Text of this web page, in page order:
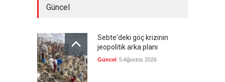
Güncel
Sebte'deki göç krizinin
jeopolitik arka planı
Güncel 5 Ağustos 2026